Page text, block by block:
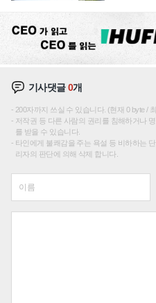
기사댓글0개
200자까지 쓰실 수 있습니다. (현재 0 byte /
저작권 등 다른 사람의 권리를 침해하거나
를 받을 수 있습니다.
타인에게 불쾌감을 주는 욕설 등 비하하는
리자의 판단에 의해 삭제 합니다.